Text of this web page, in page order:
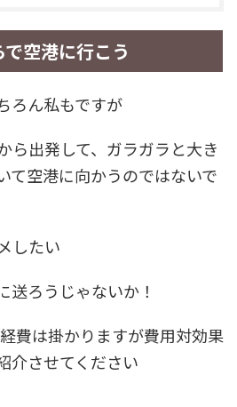
で空港に行こう
ろん私もですが
ら出発して、ガラガラと大き
て空港に向かうのではないで
したい
送ろうじゃないか！
費は掛かりますが費用対効果
介させてください